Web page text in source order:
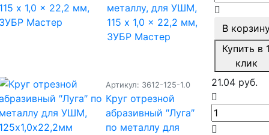
металлу, для УШМ,
115 x 1,0 x 22,2 мм,
ЗУБР Мастер
В
Купить в
клик
Артикул: 3612-125-1.0
Круг отрезной
абразивный ″Луга″
по металлу для
21.04 руб.